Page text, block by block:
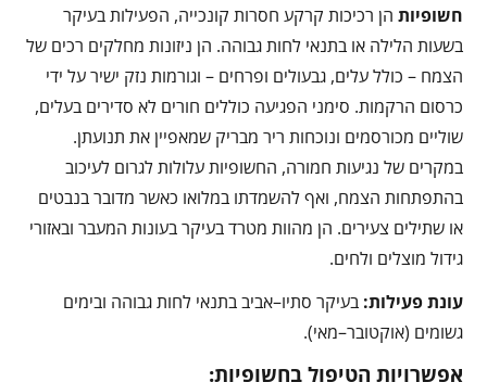
חשופיות הן רכיכות קרקע חסרות קונכייה, הפעילות בעיקר
בשעות הלילה או בתנאי לחות גבוהה. הן ניזונות מחלקים רכים של
הצמח – כולל עלים, גבעולים ופרחים – וגורמות נזק ישיר על ידי
כרסום הרקמות. סימני הפגיעה כוללים חורים לא סדירים בעלים,
שוליים מכורסמים ונוכחות ריר מבריק שמאפיין את תנועתן.
במקרים של נגיעות חמורה, החשופיות עלולות לגרום לעיכוב
בהתפתחות הצמח, ואף להשמדתו במלואו כאשר מדובר בנבטים
או שתילים צעירים. הן מהוות מטרד בעיקר בעונות המעבר ובאזורי
גידול מוצלים ולחים.
עונת פעילות: בעיקר סתיו–אביב בתנאי לחות גבוהה ובימים
גשומים (אוקטובר–מאי).
אפשרויות הטיפול בחשופיות: